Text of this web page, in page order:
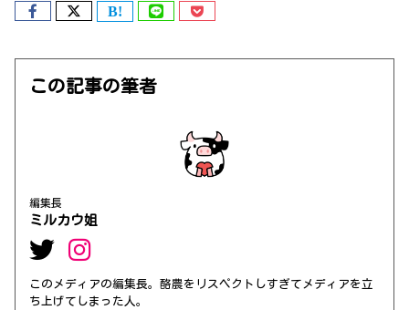
この記事の筆者
編集長
ミルカウ姐
このメディアの編集長。酪農をリスペクトしすぎてメディアを立
ち上げてしまった人。